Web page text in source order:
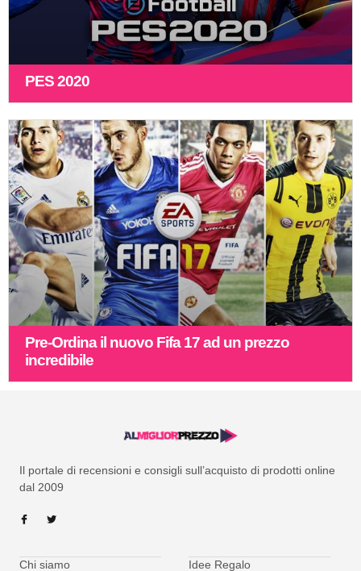
PES 2020
Pre-Ordina il nuovo Fifa 17 ad un prezzo
incredibile
Il portale di recensioni e consigli sull’acquisto di prodotti online
dal 2009
Chi siamo Idee Regalo